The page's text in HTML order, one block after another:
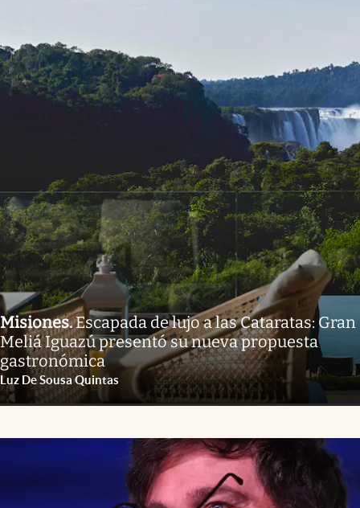
Misiones.Escapada de lujo a las Cataratas: Gran
Meliá Iguazú presentó su nueva propuesta
gastronómica
Luz De Sousa Quintas